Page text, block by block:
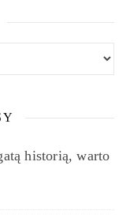
historią, warto